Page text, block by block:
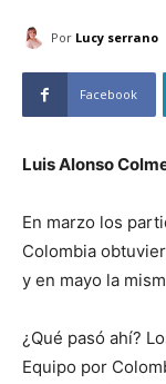
Por Lucy serrano
Facebook
Luis Alonso
En marzo los
Colombia
y en mayo la
¿Qué pasó ahí?
Equipo por